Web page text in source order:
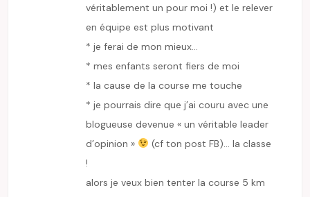
véritablement un pour moi !) et le relever
en équipe est plus motivant
* je ferai de mon mieux…
* mes enfants seront fiers de moi
* la cause de la course me touche
* je pourrais dire que j’ai couru avec une
blogueuse devenue « un véritable leader
d’opinion »
(cf ton post FB)… la classe
!
alors je veux bien tenter la course 5 km